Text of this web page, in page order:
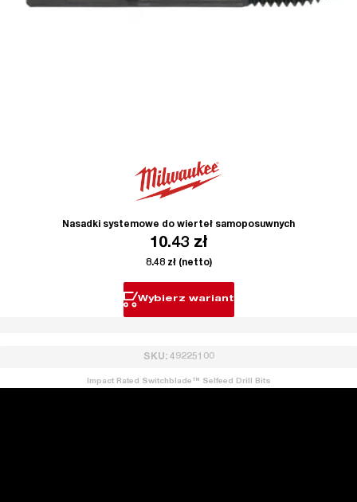
Nasadki systemowe do wierteł samoposuwnych
10.43 zł
8.48 zł(netto)
Wybierz wariant
SKU: 49225100
Impact Rated Switchblade™ Selfeed Drill Bits